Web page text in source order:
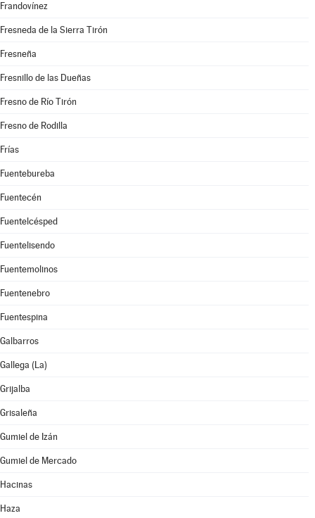
Frandovínez
Fresneda de la Sierra Tirón
Fresneña
Fresnillo de las Dueñas
Fresno de Río Tirón
Fresno de Rodilla
Frías
Fuentebureba
Fuentecén
Fuentelcésped
Fuentelisendo
Fuentemolinos
Fuentenebro
Fuentespina
Galbarros
Gallega (La)
Grijalba
Grisaleña
Gumiel de Izán
Gumiel de Mercado
Hacinas
Haza